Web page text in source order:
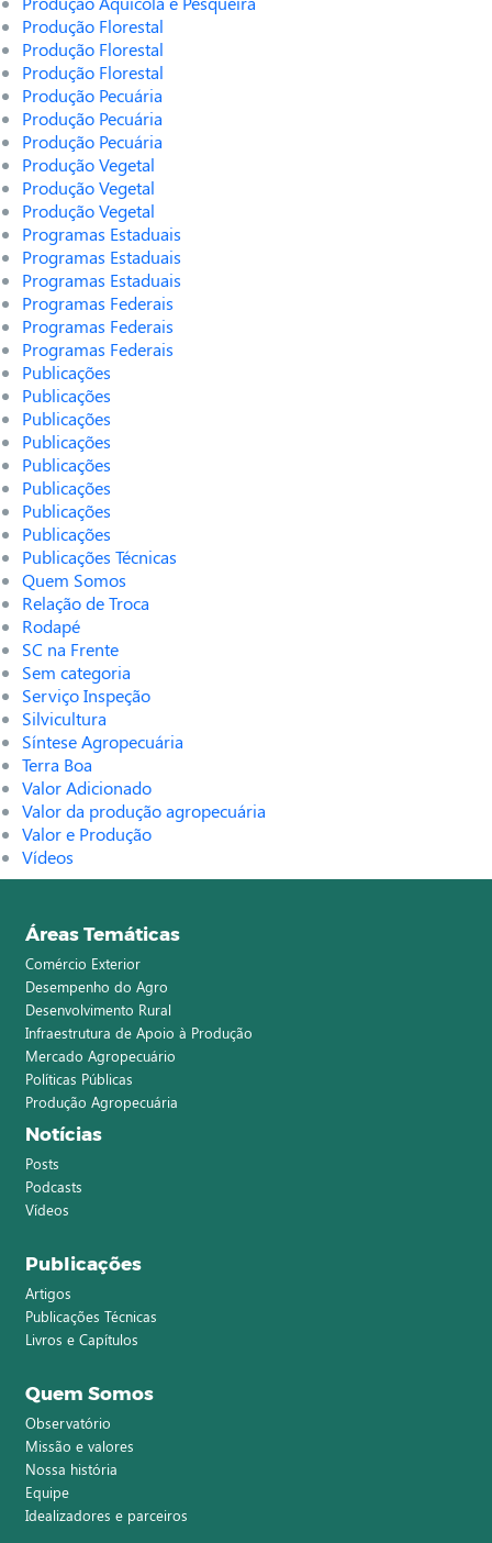
Produção Florestal
Produção Florestal
Produção Florestal
Produção Pecuária
Produção Pecuária
Produção Pecuária
Produção Vegetal
Produção Vegetal
Produção Vegetal
Programas Estaduais
Programas Estaduais
Programas Estaduais
Programas Federais
Programas Federais
Programas Federais
Publicações
Publicações
Publicações
Publicações
Publicações
Publicações
Publicações
Publicações
Publicações Técnicas
Quem Somos
Relação de Troca
Rodapé
SC na Frente
Sem categoria
Serviço Inspeção
Silvicultura
Síntese Agropecuária
Terra Boa
Valor Adicionado
Valor da produção agropecuária
Valor e Produção
Vídeos
Áreas Temáticas
Comércio Exterior
Desempenho do Agro
Desenvolvimento Rural
Infraestrutura de Apoio à Produção
Mercado Agropecuário
Políticas Públicas
Produção Agropecuária
Notícias
Posts
Podcasts
Vídeos
Publicações
Artigos
Publicações Técnicas
Livros e Capítulos
Quem Somos
Observatório
Missão e valores
Nossa história
Equipe
Idealizadores e parceiros